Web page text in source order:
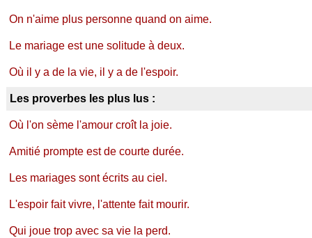
On n'aime plus personne quand on aime.
Le mariage est une solitude à deux.
Où il y a de la vie, il y a de l'espoir.
Les proverbes les plus lus :
Où l'on sème l'amour croît la joie.
Amitié prompte est de courte durée.
Les mariages sont écrits au ciel.
L'espoir fait vivre, l'attente fait mourir.
Qui joue trop avec sa vie la perd.